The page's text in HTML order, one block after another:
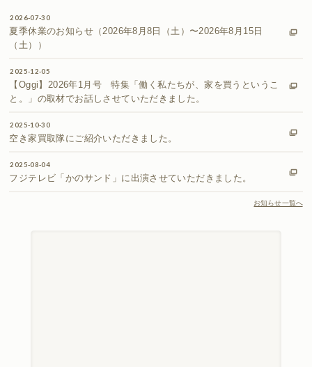
2026-07-30
夏季休業のお知らせ（2026年8月8日（土）〜2026年8月15日
（土））
2025-12-05
【Oggi】2026年1月号 特集「働く私たちが、家を買うというこ
と。」の取材でお話しさせていただきました。
2025-10-30
空き家買取隊にご紹介いただきました。
2025-08-04
フジテレビ「かのサンド」に出演させていただきました。
お知らせ一覧へ